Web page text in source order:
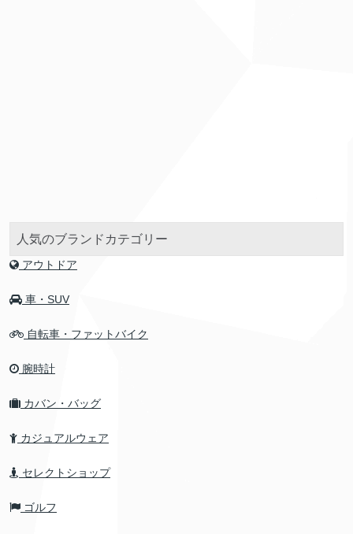
人気のブランドカテゴリー
アウトドア
車・SUV
自転車・ファットバイク
腕時計
カバン・バッグ
カジュアルウェア
セレクトショップ
ゴルフ